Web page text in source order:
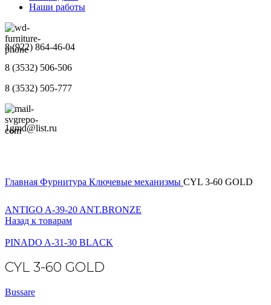
Наши работы
8 (922) 864-46-04
8 (3532) 506-506
8 (3532) 505-777
1gmd@list.ru
Главная Фурнитура Ключевые механизмы CYL 3-60 GOLD
ANTIGO A-39-20 ANT.BRONZE
Назад к товарам
PINADO A-31-30 BLACK
CYL 3-60 GOLD
Bussare